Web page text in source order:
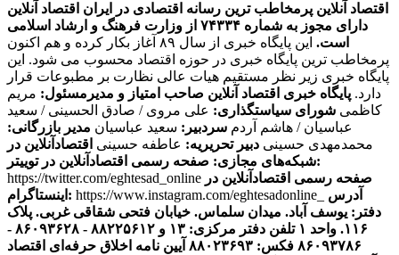
اقتصاد آنلاین پرمخاطب ترین رسانه اقتصادی در ایران اقتصاد آنلاین
دارای مجوز به شماره ۷۴۳۳۴ از وزارت فرهنگ و ارشاد اسلامی
است.
این پایگاه خبری از سال ۸۹ آغاز بکار کرده و هم اکنون
پرمخاطب ترین پایگاه خبری در حوزه اقتصاد محسوب می شود. این
پایگاه خبری زیر نظر مستقیم هیات عالی نظارت بر مطبوعات قرار
دارد. پایگاه خبری اقتصاد آنلاین صاحب امتیاز و مدیرمسئول: مریم
کاظمی شورای سیاستگذاری: علی مروی / صادق الحسینی / سعید
عباسیان / هاشم آردم سردبیر: سعید عباسیان مدیر بازرگانی:
محمدمهدی حسینی دبیر تحریریه: عاطفه حسینی اقتصادآنلاین در
شبکه‌های مجازی:صفحه رسمی اقتصادآنلاین در توییتر:
https://twitter.com/eghtesad_online صفحه رسمی اقتصادآنلاین در
اینستاگرام: https://www.instagram.com/eghtesadonline_ آدرس
دفتر: یوسف آباد. میدان سلماس. خیابان فتحی شقاقی غربی. پلاک
۱۱۶. واحد ۱
تلفن دفتر مرکزی: ۱۳ و ۸۸۲۲۵۶۱۲ - ۸۶۰۹۳۶۲۸ -
۸۶۰۹۳۷۸۶ فکس: ۸۸۰۲۳۶۹۳
آیین نامه اخلاق حرفه‌ای اقتصاد